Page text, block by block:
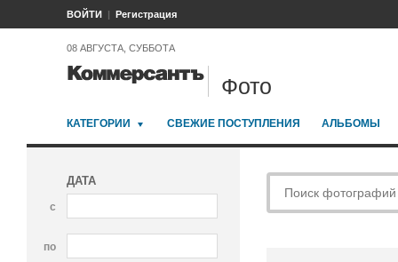
ВОЙТИ Регистрация
08 АВГУСТА, СУББОТА
Фото
КАТЕГОРИИ СВЕЖИЕ ПОСТУПЛЕНИЯ АЛЬБОМЫ
ДАТА
с
по